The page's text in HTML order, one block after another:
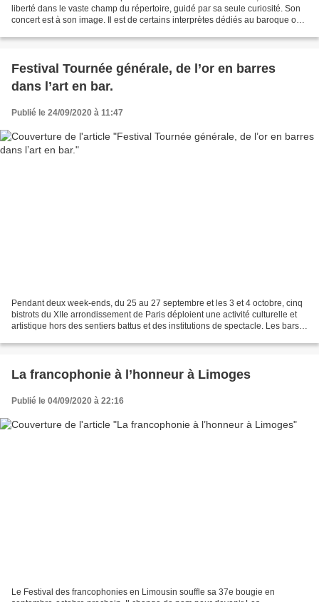
liberté dans le vaste champ du répertoire, guidé par sa seule curiosité. Son
concert est à son image. Il est de certains interprètes dédiés au baroque ou
Festival Tournée générale, de l’or en barres
dans l’art en bar.
Publié le 24/09/2020 à 11:47
Pendant deux week-ends, du 25 au 27 septembre et les 3 et 4 octobre, cinq
bistrots du XIIe arrondissement de Paris déploient une activité culturelle et
artistique hors des sentiers battus et des institutions de spectacle. Les bars
La francophonie à l’honneur à Limoges
Publié le 04/09/2020 à 22:16
Le Festival des francophonies en Limousin souffle sa 37e bougie en